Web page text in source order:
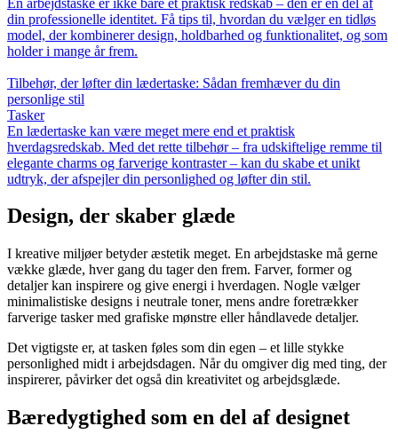
din professionelle identitet. Få tips til, hvordan du vælger en tidløs
model, der kombinerer design, holdbarhed og funktionalitet, og som
holder i mange år frem.
Tilbehør, der løfter din lædertaske: Sådan fremhæver du din
personlige stil
Tasker
En lædertaske kan være meget mere end et praktisk
hverdagsredskab. Med det rette tilbehør – fra udskiftelige remme til
elegante charms og farverige kontraster – kan du skabe et unikt
udtryk, der afspejler din personlighed og løfter din stil.
Design, der skaber glæde
I kreative miljøer betyder æstetik meget. En arbejdstaske må gerne
vække glæde, hver gang du tager den frem. Farver, former og
detaljer kan inspirere og give energi i hverdagen. Nogle vælger
minimalistiske designs i neutrale toner, mens andre foretrækker
farverige tasker med grafiske mønstre eller håndlavede detaljer.
Det vigtigste er, at tasken føles som din egen – et lille stykke
personlighed midt i arbejdsdagen. Når du omgiver dig med ting, der
inspirerer, påvirker det også din kreativitet og arbejdsglæde.
Bæredygtighed som en del af designet